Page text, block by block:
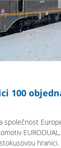
100
společnost
hranici.